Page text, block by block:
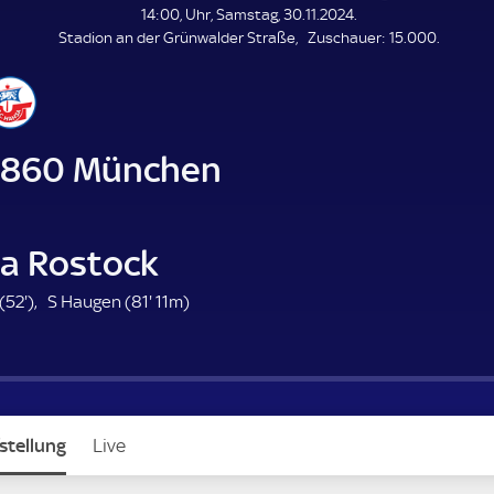
L
E
N
14:00, Uhr, Samstag, 30.11.2024.
Stadion an der Grünwalder Straße
Zuschauer: Z
15.000.
München
Rostock
52'5
m
n
u
t
) S Haugen (81'8
m
n
11m)
Live